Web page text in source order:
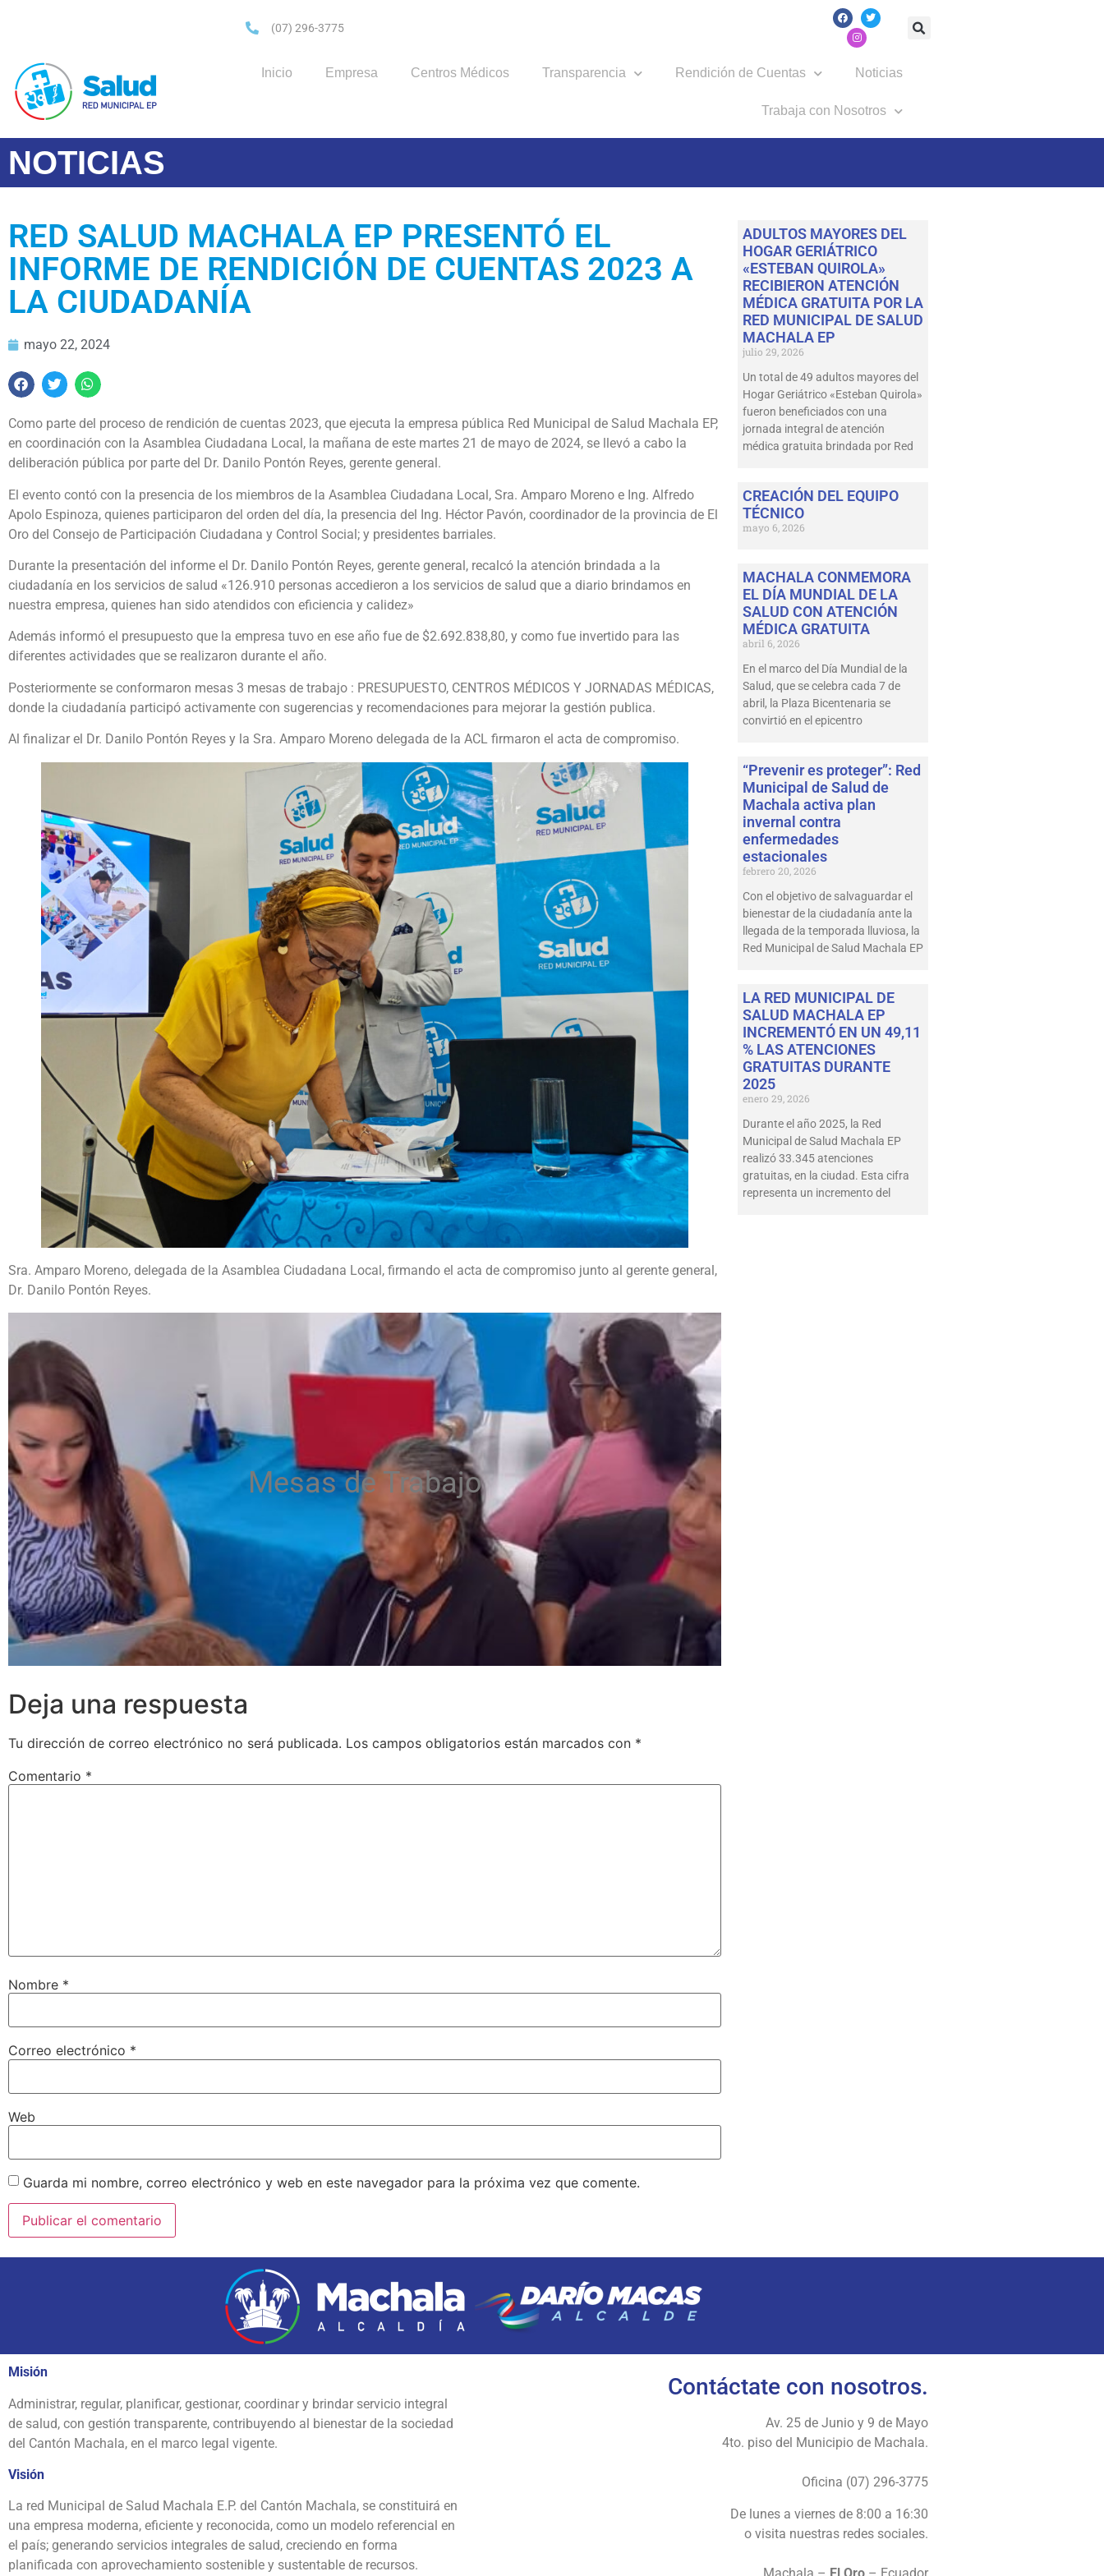
(07) 296-3775
Inicio Empresa Centros Médicos Transparencia Rendición de Cuentas Noticias
Trabaja con Nosotros
NOTICIAS
RED SALUD MACHALA EP PRESENTÓ EL
INFORME DE RENDICIÓN DE CUENTAS 2023 A
LA CIUDADANÍA
mayo 22, 2024
Como parte del proceso de rendición de cuentas 2023, que ejecuta la empresa pública Red Municipal de Salud Machala EP,
en coordinación con la Asamblea Ciudadana Local, la mañana de este martes 21 de mayo de 2024, se llevó a cabo la
deliberación pública por parte del Dr. Danilo Pontón Reyes, gerente general.
El evento contó con la presencia de los miembros de la Asamblea Ciudadana Local, Sra. Amparo Moreno e Ing. Alfredo
Apolo Espinoza, quienes participaron del orden del día, la presencia del Ing. Héctor Pavón, coordinador de la provincia de El
Oro del Consejo de Participación Ciudadana y Control Social; y presidentes barriales.
Durante la presentación del informe el Dr. Danilo Pontón Reyes, gerente general, recalcó la atención brindada a la
ciudadanía en los servicios de salud «126.910 personas accedieron a los servicios de salud que a diario brindamos en
nuestra empresa, quienes han sido atendidos con eficiencia y calidez»
Además informó el presupuesto que la empresa tuvo en ese año fue de $2.692.838,80, y como fue invertido para las
diferentes actividades que se realizaron durante el año.
Posteriormente se conformaron mesas 3 mesas de trabajo : PRESUPUESTO, CENTROS MÉDICOS Y JORNADAS MÉDICAS,
donde la ciudadanía participó activamente con sugerencias y recomendaciones para mejorar la gestión publica.
Al finalizar el Dr. Danilo Pontón Reyes y la Sra. Amparo Moreno delegada de la ACL firmaron el acta de compromiso.
Sra. Amparo Moreno, delegada de la Asamblea Ciudadana Local, firmando el acta de compromiso junto al gerente general,
Dr. Danilo Pontón Reyes.
Mesas de Trabajo
Deja una respuesta
Tu dirección de correo electrónico no será publicada. Los campos obligatorios están marcados con *
Comentario *
Nombre *
Correo electrónico *
Web
Guarda mi nombre, correo electrónico y web en este navegador para la próxima vez que comente.
ADULTOS MAYORES DEL
HOGAR GERIÁTRICO
«ESTEBAN QUIROLA»
RECIBIERON ATENCIÓN
MÉDICA GRATUITA POR LA
RED MUNICIPAL DE SALUD
MACHALA EP
julio 29, 2026
Un total de 49 adultos mayores del
Hogar Geriátrico «Esteban Quirola»
fueron beneficiados con una
jornada integral de atención
médica gratuita brindada por Red
CREACIÓN DEL EQUIPO
TÉCNICO
mayo 6, 2026
MACHALA CONMEMORA
EL DÍA MUNDIAL DE LA
SALUD CON ATENCIÓN
MÉDICA GRATUITA
abril 6, 2026
En el marco del Día Mundial de la
Salud, que se celebra cada 7 de
abril, la Plaza Bicentenaria se
convirtió en el epicentro
“Prevenir es proteger”: Red
Municipal de Salud de
Machala activa plan
invernal contra
enfermedades
estacionales
febrero 20, 2026
Con el objetivo de salvaguardar el
bienestar de la ciudadanía ante la
llegada de la temporada lluviosa, la
Red Municipal de Salud Machala EP
LA RED MUNICIPAL DE
SALUD MACHALA EP
INCREMENTÓ EN UN 49,11
% LAS ATENCIONES
GRATUITAS DURANTE
2025
enero 29, 2026
Durante el año 2025, la Red
Municipal de Salud Machala EP
realizó 33.345 atenciones
gratuitas, en la ciudad. Esta cifra
representa un incremento del
Misión
Administrar, regular, planificar, gestionar, coordinar y brindar servicio integral
de salud, con gestión transparente, contribuyendo al bienestar de la sociedad
del Cantón Machala, en el marco legal vigente.
Visión
La red Municipal de Salud Machala E.P. del Cantón Machala, se constituirá en
una empresa moderna, eficiente y reconocida, como un modelo referencial en
el país; generando servicios integrales de salud, creciendo en forma
planificada con aprovechamiento sostenible y sustentable de recursos.
Contáctate con nosotros.
Av. 25 de Junio y 9 de Mayo
4to. piso del Municipio de Machala.
Oficina (07) 296-3775
De lunes a viernes de 8:00 a 16:30
o visita nuestras redes sociales.